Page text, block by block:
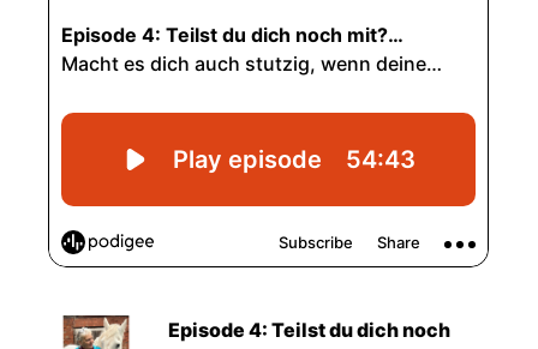
Episode 4: Teilst du dich noch